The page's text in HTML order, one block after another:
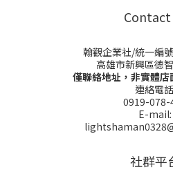
Contact
翰觀企業社/統一編
高雄市新興區德
僅聯絡地址，非實體
連絡電
0919-078-
E-mail:
社群平